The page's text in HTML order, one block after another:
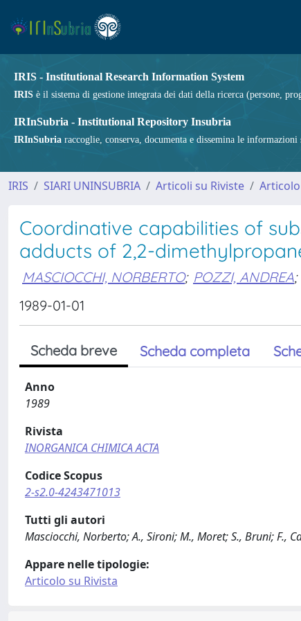
IRIS - Institutional Research Information System
IRIS è il sistema di gestione integrata dei dati della ricerca (persone,
IRInSubria - Institutional Repository Insubria
IRInSubria raccoglie, conserva, documenta e dissemina le
IRIS SIARI UNINSUBRIA Articoli su Riviste
Coordinative capabilities of
adducts of 2,2-
MASCIOCCHI, NORBERTO; POZZI, ANDREA;
1989-01-01
Scheda breve Scheda completa
Anno
1989
Rivista
INORGANICA CHIMICA ACTA
Codice Scopus
2-s2.0-4243471013
Tutti gli autori
Masciocchi, Norberto; A., Sironi; M., Moret; S., Bruni; F.,
Appare nelle tipologie:
Articolo su Rivista